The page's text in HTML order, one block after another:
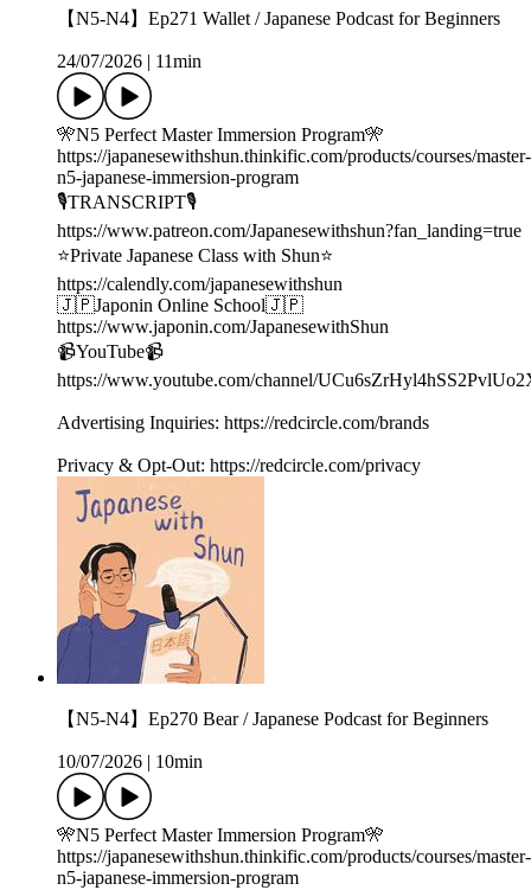
【N5-N4】Ep271 Wallet / Japanese Podcast for Beginners
24/07/2026 11min
🎌N5 Perfect Master Immersion Program🎌
https://japanesewithshun.thinkific.com/products/courses/master-
n5-japanese-immersion-program
🎙TRANSCRIPT🎙
https://www.patreon.com/Japanesewithshun?fan_landing=true
⭐️Private Japanese Class with Shun⭐️
https://calendly.com/japanesewithshun
🇯🇵Japonin Online School🇯🇵
https://www.japonin.com/JapanesewithShun
📹YouTube📹
https://www.youtube.com/channel/
Advertising Inquiries: https://redcircle.com/brands
Privacy & Opt-Out: https://redcircle.com/privacy
【N5-N4】Ep270 Bear / Japanese Podcast for Beginners
10/07/2026 10min
🎌N5 Perfect Master Immersion Program🎌
https://japanesewithshun.thinkific.com/products/courses/master-
n5-japanese-immersion-program